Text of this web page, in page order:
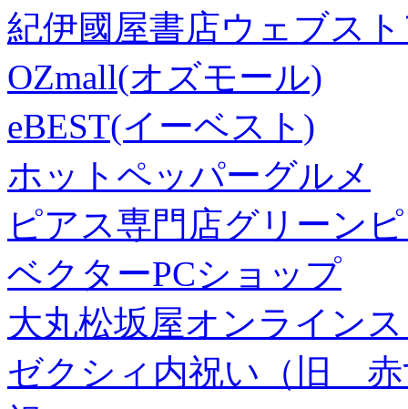
紀伊國屋書店ウェブス
OZmall(オズモール)
eBEST(イーベスト)
ホットペッパーグルメ
ピアス専門店グリーン
ベクターPCショップ
大丸松坂屋オンライン
ゼクシィ内祝い（旧 赤